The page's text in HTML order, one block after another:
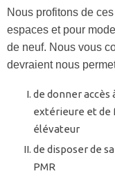
Nous profitons de
espaces et pour
de neuf. Nous vous
devraient nous
de donner accès
extérieure et de
élévateur
de disposer de
PMR